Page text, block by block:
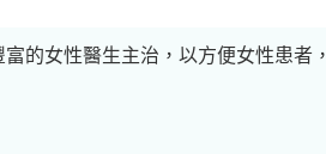
的女性醫生主治，以方便女性患者，